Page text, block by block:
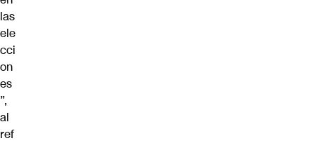
las
ele
cci
on
es
”,
al
ref